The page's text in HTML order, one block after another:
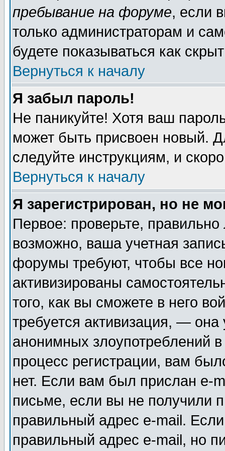
пребывание на форуме, если
только администраторам и
будете показываться как
Вернуться к началу
Я забыл пароль!
Не паникуйте! Хотя ваш
может быть присвоен новый.
следуйте инструкциям, и
Вернуться к началу
Я зарегистрирован, но не
Первое: проверьте,
возможно, ваша учетная
форумы требуют, чтобы все
активизированы
того, как вы сможете в него
требуется активизация, —
анонимных злоупотреблений
процесс регистрации, вам
нет. Если вам был прислан e-
письме, если вы не получили
правильный адрес e-mail.
правильный адрес e-mail, но